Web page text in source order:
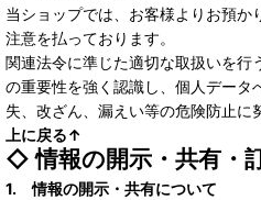
当ショップでは、お客様よりお預
注意を払っております。
関連法令に準じた適切な取扱いを行
の重要性を強く認識し、個人データ
失、改ざん、漏えい等の危険防止に
上に戻る↑
◇ 情報の開示・共有・
1. 情報の開示・共有について